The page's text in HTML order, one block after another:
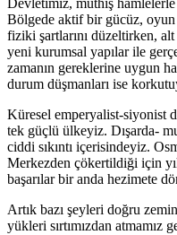
Devletimiz, müthiş hamlelerle
Bölgede aktif bir gücüz,
fiziki şartlarını düzeltirken,
yeni kurumsal yapılar ile
zamanın gereklerine uygun
durum düşmanları ise
Küresel emperyalist-siyonist
tek güçlü ülkeyiz. Dışarda-
ciddi sıkıntı içerisindeyiz.
Merkezden çökertildiği için
başarılar bir anda hezimete
Artık bazı şeyleri doğru
yükleri sırtımızdan atmamız